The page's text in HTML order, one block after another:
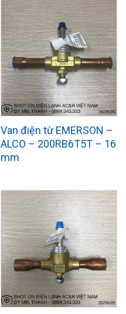
Van điện từ EMERSON –
ALCO – 200RB6T5T – 16
mm